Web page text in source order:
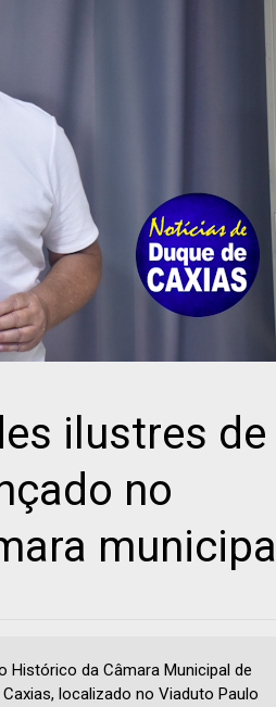
ilustres de
no
municipal
Histórico da Câmara Municipal de
Caxias, localizado no Viaduto Paulo